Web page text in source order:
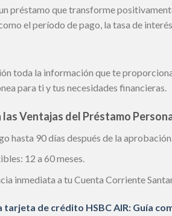
préstamo que transforme
el período de pago, la tasa de
toda la información que te
para ti y tus necesidades financieras.
las Ventajas del Préstamo
hasta 90 días después de la aprobación.
12 a 60 meses.
inmediata a tu Cuenta Corriente
tarjeta de crédito HSBC AIR: Guía